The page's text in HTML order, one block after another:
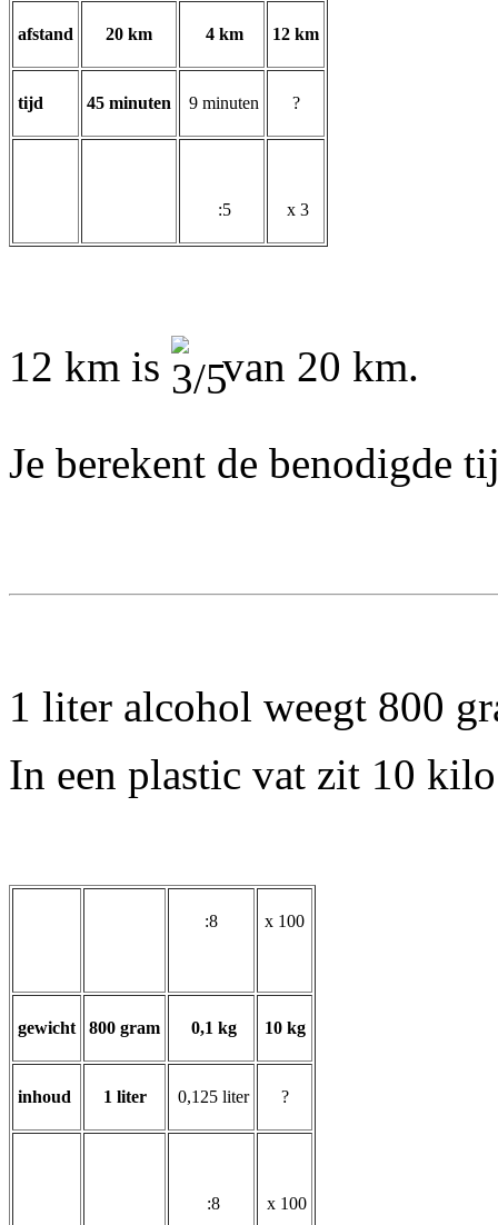
afstand 20 km 4 km 12 km
tijd 45 minuten 9 minuten ?
:5 x 3
12 km is van 20 km.
Je berekent de benodigde
1 liter alcohol weegt 800
In een plastic vat zit 10
:8 x 100
gewicht 800 gram 0,1 kg 10 kg
inhoud 1 liter 0,125 liter ?
:8 x 100